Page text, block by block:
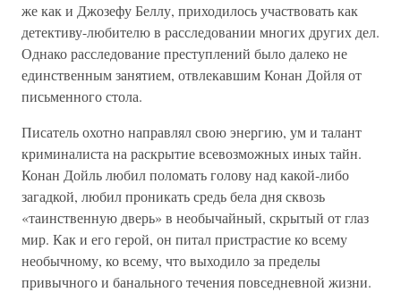
же как и Джозефу Беллу, приходилось участвовать как
детективу-любителю в расследовании многих других дел.
Однако расследование преступлений было далеко не
единственным занятием, отвлекавшим Конан Дойля от
письменного стола.
Писатель охотно направлял свою энергию, ум и талант
криминалиста на раскрытие всевозможных иных тайн.
Конан Дойль любил поломать голову над какой-либо
загадкой, любил проникать средь бела дня сквозь
«таинственную дверь» в необычайный, скрытый от глаз
мир. Как и его герой, он питал пристрастие ко всему
необычному, ко всему, что выходило за пределы
привычного и банального течения повседневной жизни.